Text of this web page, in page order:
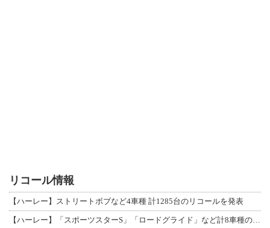
リコール情報
【ハーレー】ストリートボブなど4車種 計1285台のリコールを発表